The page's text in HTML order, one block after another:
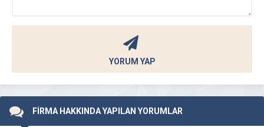
YORUM YAP
FİRMA HAKKINDA YAPILAN YORUMLAR